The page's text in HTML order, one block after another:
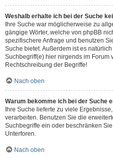
Weshalb erhalte ich bei der Suche
Ihre Suche war möglicherweise zu
gängige Wörter, welche von phpBB
spezifischere Anfrage und benutzen
Suche bietet. Außerdem ist es
Suchbegriff(e) hier nirgends im Forum
Rechtschreibung der Begriffe!
Nach oben
Warum bekomme ich bei der Suche
Ihre Suche lieferte zu viele
verarbeiten. Benutzen Sie die
Suchbegriffe ein oder beschränken
Unterforen.
Nach oben